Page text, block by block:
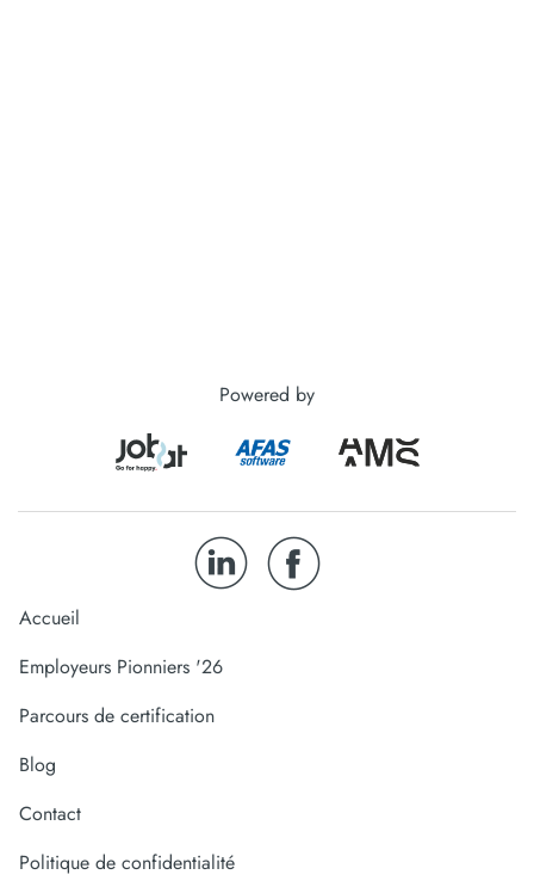
Powered by
Accueil
Employeurs Pionniers '26
Parcours de certification
Blog
Contact
Politique de confidentialité